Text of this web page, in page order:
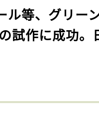
ル等、グリー
試作に成功。